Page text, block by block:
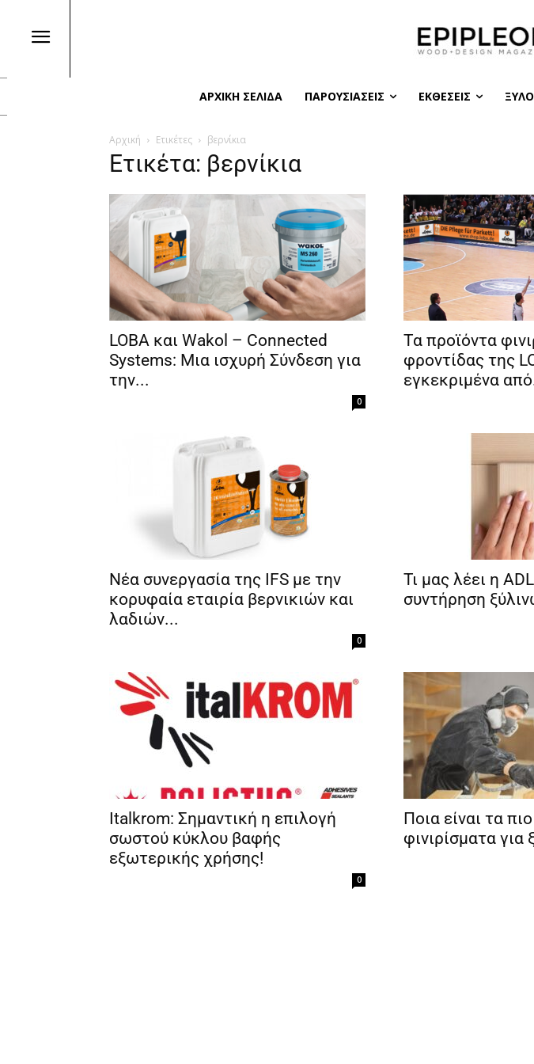
ΑΡΧΙΚΉ ΣΕΛΊΔΑ ΠΑΡΟΥΣΙΆΣΕΙΣ ΕΚΘΈΣΕΙΣ
Αρχική Ετικέτες βερνίκια
Ετικέτα: βερνίκια
LOBA και Wakol – Connected
Systems: Μια ισχυρή Σύνδεση για
την...
0
Τα προϊόντα
φροντίδας της
εγκεκριμένα
Νέα συνεργασία της IFS με την
κορυφαία εταιρία βερνικιών και
λαδιών...
0
Τι μας λέει η
συντήρηση
Italkrom: Σημαντική η επιλογή
σωστού κύκλου βαφής
εξωτερικής χρήσης!
0
Ποια είναι τα
φινιρίσματα για
Γράψτε εδώ το email σας
Ευχαριστώ, αλλά δεν